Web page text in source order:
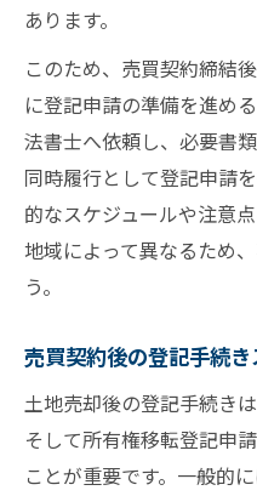
あります。
このため、売買契約締結
に登記申請の準備を進め
法書士へ依頼し、必要書
同時履行として登記申請
的なスケジュールや注意
地域によって異なるため
う。
売買契約後の登記手続
土地売却後の登記手続き
そして所有権移転登記申
ことが重要です。一般的